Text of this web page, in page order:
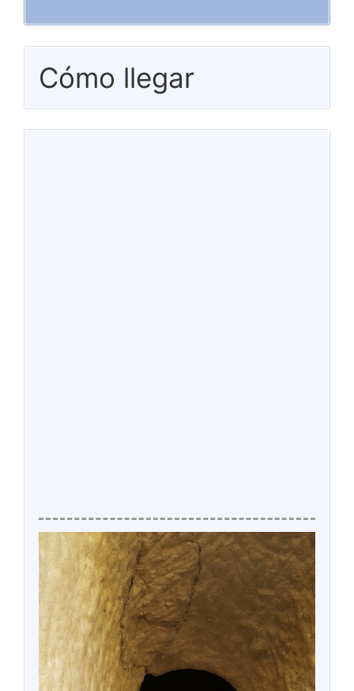
Cómo llegar